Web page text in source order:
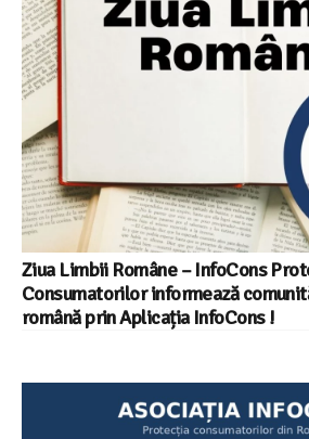
Ziua Limbii Române – InfoCons
Consumatorilor informează
română prin Aplicația InfoCons !